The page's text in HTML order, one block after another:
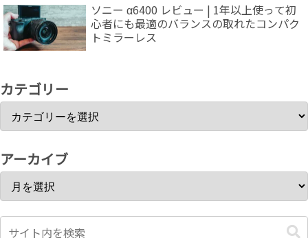
ソニー α6400 レビュー | 1年以上使って初
心者にも最適のバランスの取れたコンパク
トミラーレス
カテゴリー
アーカイブ